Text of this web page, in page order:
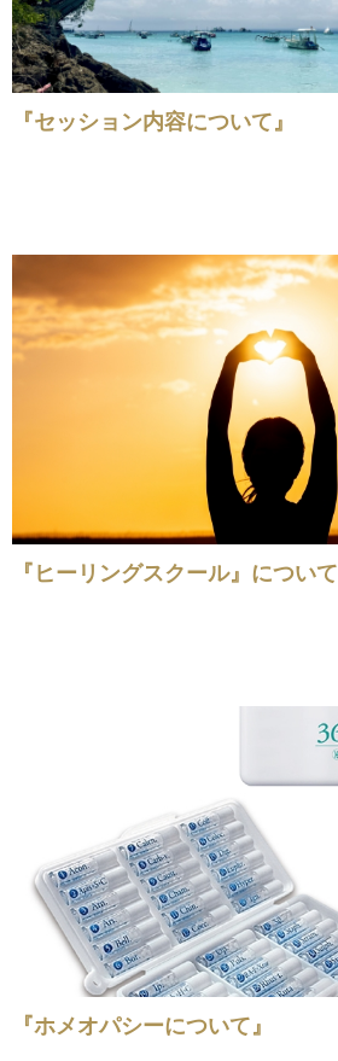
『セッション内容について』
『ヒーリングスクール』について
『ホメオパシーについて』